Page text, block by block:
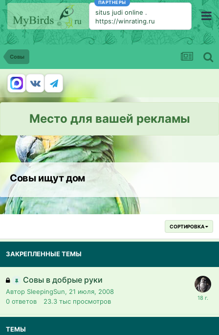
ПАРТНЕРЫ
situs judi online .
https://winrating.ru
Совы
Место для вашей рекламы
Совы ищут дом
СОРТИРОВКА
ЗАКРЕПЛЕННЫЕ ТЕМЫ
Совы в добрые руки
Автор SleepingSun, 21 июля, 2008
0 ответов 23.3 тыс просмотров
ТЕМЫ